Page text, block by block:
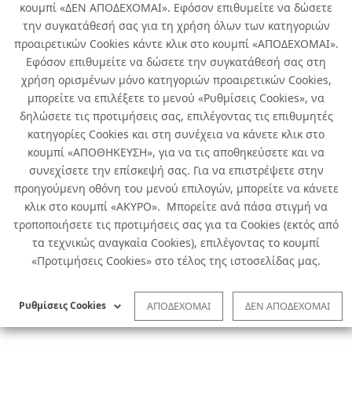
κουμπί «ΔΕΝ ΑΠΟΔΕΧΟΜΑΙ». Εφόσον επιθυμείτε να δώσετε
την συγκατάθεσή σας για τη χρήση όλων των κατηγοριών
προαιρετικών Cookies κάντε κλικ στο κουμπί «ΑΠΟΔΕΧΟΜΑΙ».
Εφόσον επιθυμείτε να δώσετε την συγκατάθεσή σας στη
χρήση ορισμένων μόνο κατηγοριών προαιρετικών Cookies,
μπορείτε να επιλέξετε το μενού «Ρυθμίσεις Cookies», να
δηλώσετε τις προτιμήσεις σας, επιλέγοντας τις επιθυμητές
κατηγορίες Cookies και στη συνέχεια να κάνετε κλικ στο
κουμπί «ΑΠΟΘΗΚΕΥΣΗ», για να τις αποθηκεύσετε και να
συνεχίσετε την επίσκεψή σας. Για να επιστρέψετε στην
προηγούμενη οθόνη του μενού επιλογών, μπορείτε να κάνετε
κλικ στο κουμπί «ΑΚΥΡΟ». Μπορείτε ανά πάσα στιγμή να
τροποποιήσετε τις προτιμήσεις σας για τα Cookies (εκτός από
τα τεχνικώς αναγκαία Cookies), επιλέγοντας το κουμπί
«Προτιμήσεις Cookies» στο τέλος της ιστοσελίδας μας.
ΔΕΝ ΑΠΟΔΕΧΟΜΑΙ
ΑΠΟΔΕΧΟΜΑΙ
Ρυθμίσεις Cookies